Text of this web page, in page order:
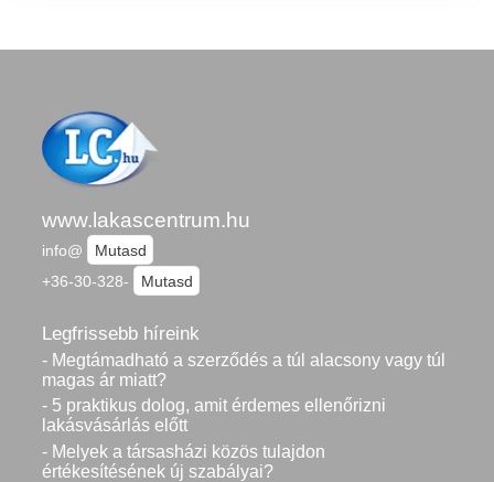
www.lakascentrum.hu
info@
Mutasd
+36-30-328-
Mutasd
Legfrissebb híreink
- Megtámadható a szerződés a túl alacsony vagy túl
magas ár miatt?
- 5 praktikus dolog, amit érdemes ellenőrizni
lakásvásárlás előtt
- Melyek a társasházi közös tulajdon
értékesítésének új szabályai?